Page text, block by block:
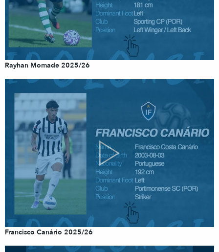
Rayhan Momade 2025/26
Francisco Canário 2025/26